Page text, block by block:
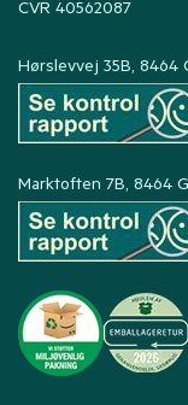
CVR 40562087
Hørslevvej 35B, 8464
Marktoften 7B, 8464